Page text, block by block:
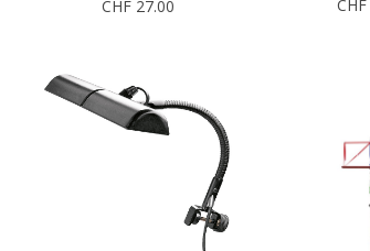
CHF 27.00